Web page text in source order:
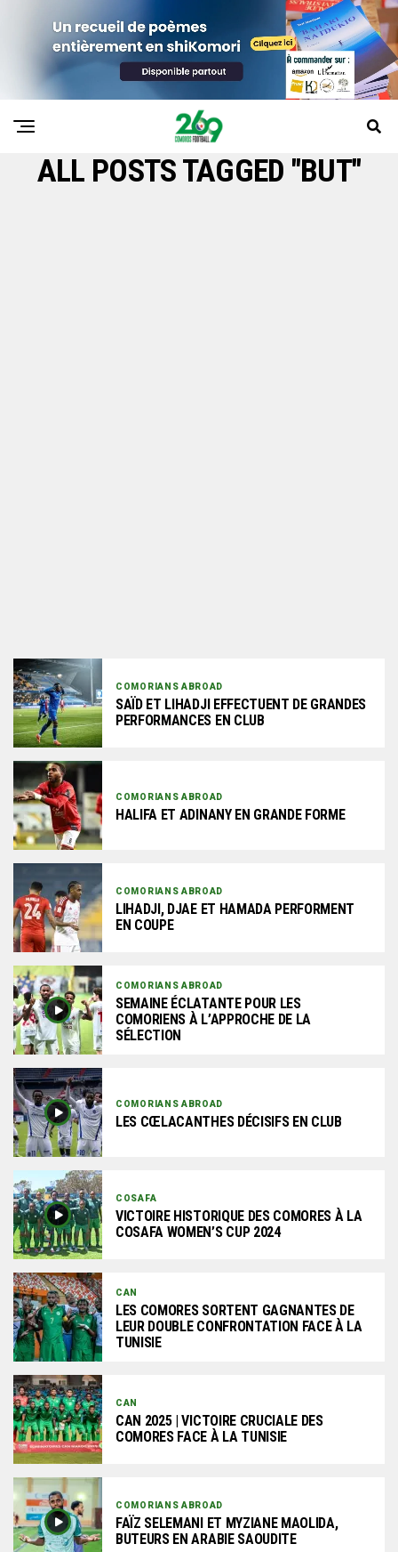
ALL POSTS TAGGED "BUT"
COMORIANS ABROAD
SAÏD ET LIHADJI EFFECTUENT DE GRANDES
PERFORMANCES EN CLUB
COMORIANS ABROAD
HALIFA ET ADINANY EN GRANDE FORME
COMORIANS ABROAD
LIHADJI, DJAE ET HAMADA PERFORMENT
EN COUPE
COMORIANS ABROAD
SEMAINE ÉCLATANTE POUR LES
COMORIENS À L’APPROCHE DE LA
SÉLECTION
COMORIANS ABROAD
LES CŒLACANTHES DÉCISIFS EN CLUB
COSAFA
VICTOIRE HISTORIQUE DES COMORES À LA
COSAFA WOMEN’S CUP 2024
CAN
LES COMORES SORTENT GAGNANTES DE
LEUR DOUBLE CONFRONTATION FACE À LA
TUNISIE
CAN
CAN 2025 | VICTOIRE CRUCIALE DES
COMORES FACE À LA TUNISIE
COMORIANS ABROAD
FAÏZ SELEMANI ET MYZIANE MAOLIDA,
BUTEURS EN ARABIE SAOUDITE